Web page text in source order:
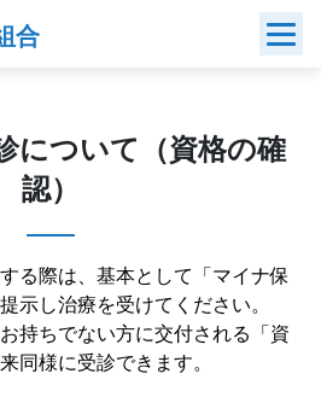
合
について（資格の確
認）
る際は、基本として「マイナ保
示し治療を受けてください。
持ちでない方に交付される「資
同様に受診できます。